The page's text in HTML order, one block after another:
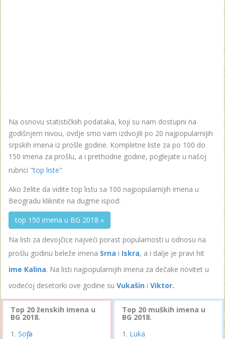
Na osnovu statističkiih podataka, koji su nam dostupni na
godišnjem nivou, ovdje smo vam izdvojili po 20 najpopularnijih
srpskih imena iz prošle godine. Kompletne liste za po 100 do
150 imena za prošlu, a i prethodne godine, poglejate u našoj
rubrici "top liste"
Ako želite da vidite top listu sa 100 najpopularnijih imena u
Beogradu kliknite na dugme ispod:
top 150 imena u BG 2018 »
Na listi za devojčice najveći porast popularnosti u odnosu na
prošlu godinu beleže imena Srna i Iskra, a i dalje je pravi hit
ime Kalina. Na listi najpopularnijih imena za dečake novitet u
vodećoj desetorki ove godine su Vukašin i Viktor.
Top 20 ženskih imena u
BG 2018.
Sofija
Top 20 muških imena u
BG 2018.
Luka